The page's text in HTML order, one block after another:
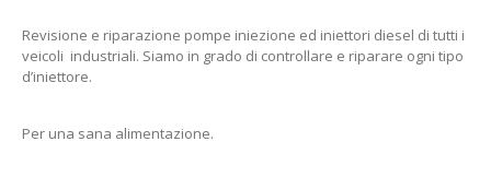
Revisione e riparazione pompe iniezione ed iniettori diesel di tutti i
veicoli industriali. Siamo in grado di controllare e riparare ogni tipo
d’iniettore.
Per una sana alimentazione.